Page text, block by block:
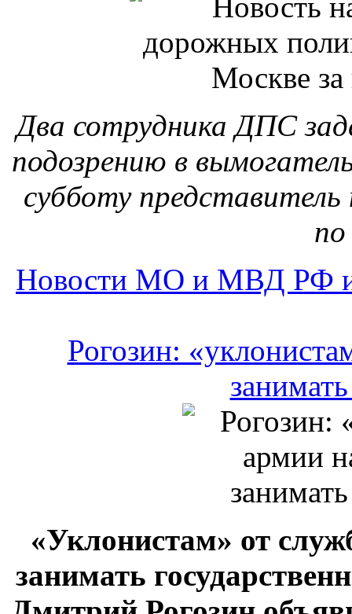
Новости МО и МВД РФ
Рогозин:
занимать
Дмитрий Рогозин
поддерживает эту
Новости МО и МВД РФ
Министерство